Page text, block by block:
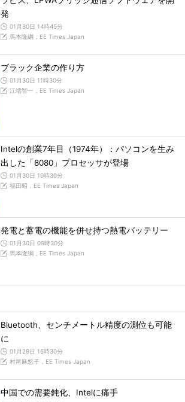
発
01月30日 14時45分
馬本隆綱，EE Times Japan
ブラック企業の作り方
01月30日 11時30分
江端智一，EE Times Japan
Intelの創業7年目（1974年）：パソコンを生み
出した「8080」プロセッサが登場
01月30日 10時30分
福田昭，EE Times Japan
発電と蓄電の機能を併せ持つ熱電バッテリー
01月30日 09時30分
馬本隆綱，EE Times Japan
Bluetooth、センチメートル精度の測位も可能
に
01月29日 16時30分
村尾麻悠子，EE Times Japan
中国での需要鈍化、Intelに痛手